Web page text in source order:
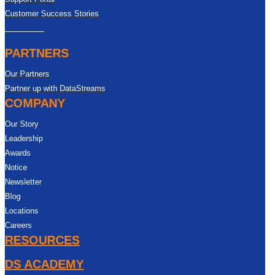
Customer Success Stories
PARTNERS
Our Partners
Partner up with DataStreams
COMPANY
Our Story
Leadership
Awards
Notice
Newsletter
Blog
Locations
Careers
RESOURCES
DS ACADEMY